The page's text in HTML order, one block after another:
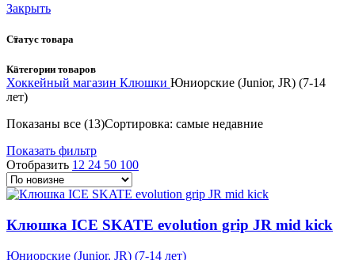
Закрыть
Статус товара
Категории товаров
Хоккейный магазин Клюшки Юниорские (Junior, JR) (7-14
лет)
Показаны все (13)Сортировка: самые недавние
Показать фильтр
Отобразить 12 24 50 100
Клюшка ICE SKATE evolution grip JR mid kick
Юниорские (Junior, JR) (7-14 лет)